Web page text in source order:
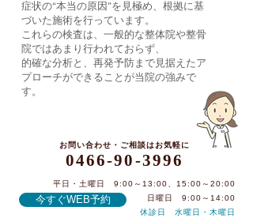
0466-90-3996
お問い合わせ・ご相談はお気軽に
症状の“本当の原因”を見極め、根拠に基
づいた施術を行っています。
これらの検査は、一般的な整体院や整骨
院ではあまり行われておらず、
的確な分析と、再発予防まで見据えたア
プローチができることが当院の強みで
す。
平日・土曜日 9:00～13:00、15:00～20:00
日曜日 9:00～14:00
休診日 水曜日・木曜日
今すぐWEB予約